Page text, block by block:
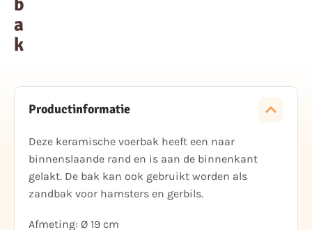
a
k
Productinformatie
Deze keramische voerbak heeft een naar
binnenslaande rand en is aan de binnenkant
gelakt. De bak kan ook gebruikt worden als
zandbak voor hamsters en gerbils.
Afmeting: Ø 19 cm